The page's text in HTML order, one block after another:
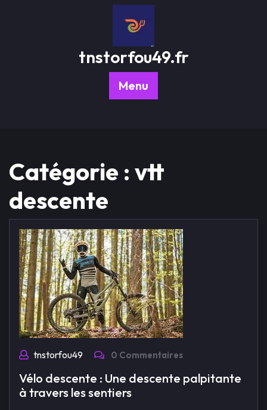
tnstorfou49.fr
Menu
Catégorie : vtt
descente
tnstorfou49 0 Commentaires
Vélo descente : Une descente palpitante
à travers les sentiers